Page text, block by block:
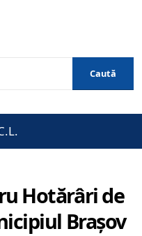
Caută
Hotărâri de
Brașov